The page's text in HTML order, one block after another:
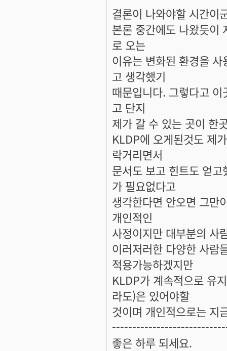
결론이 나와야할 시간이
본론 중간에도 나왔듯이
로 오는
이유는 변화된 환경을
고 생각했기
때문입니다. 그렇다고
고 단지
제가 갈 수 있는 곳이 한
KLDP에 오게된것도 제
락거리면서
문서도 보고 힌트도 얻
가 필요없다고
생각한다면 안오면 그만
개인적인
사정이지만 대부분의 사
이러저러한 다양한 사람
적용가능하겠지만
KLDP가 계속적으로 유
라도)은 있어야할
것이며 개인적으로는 지
좋은 하루 되세요.